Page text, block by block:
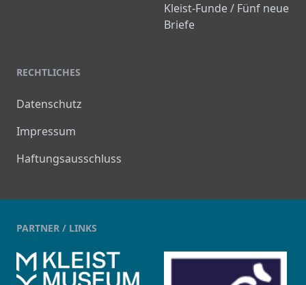
Kleist-Funde / Fünf neue
Briefe
RECHTLICHES
Datenschutz
Impressum
Haftungsausschluss
PARTNER / LINKS